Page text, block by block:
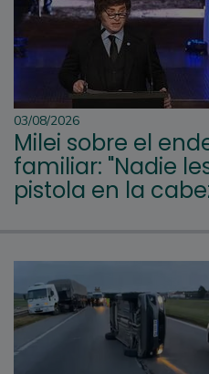
03/08/2026
Milei sobre el
familiar: "Nadie
pistola en la